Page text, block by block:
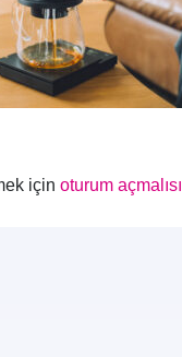
için oturum